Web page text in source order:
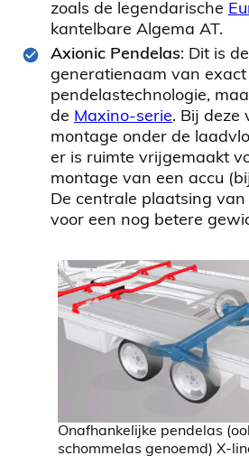
zoals de legendarische
kantelbare Algema AT.
Axionic Pendelas: Dit is
generatienaam van exact
pendelastechnologie,
de Maxino-serie. Bij deze
montage onder de
er is ruimte vrijgemaakt
montage van een accu
De centrale plaatsing
voor een nog betere
Onafhankelijke pendelas
schommelas genoemd) X-